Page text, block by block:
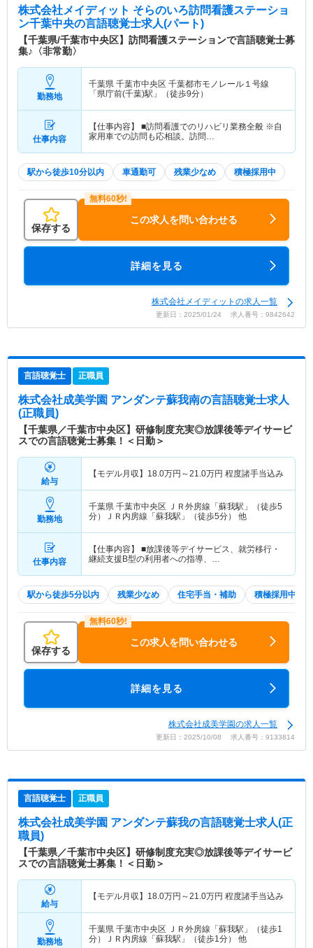
株式会社メイディット そらのいろ訪問看護ステーショ
ン千葉中央の言語聴覚士求人(パート)
【千葉県/千葉市中央区】訪問看護ステーションで言語聴覚士募
集♪〈非常勤〉
勤務地
千葉県 千葉市中央区 千葉都市モノレール１号線
「県庁前(千葉)駅」（徒歩9分）
仕事内容
【仕事内容】 ■訪問看護でのリハビリ業務全般 ※自
家用車での訪問も応相談。訪問…
駅から徒歩10分以内 車通勤可 残業少なめ 積極採用中
保存する
この求人を問い合わせる
詳細を見る
株式会社メイディットの求人一覧
更新日：2025/01/24 求人番号：9842642
言語聴覚士 正職員
株式会社成美学園 アンダンテ蘇我南の言語聴覚士求人
(正職員)
【千葉県／千葉市中央区】研修制度充実◎放課後等デイサービ
スでの言語聴覚士募集！＜日勤＞
給与
【モデル月収】 18.0万円～21.0万円 程度諸手当込み
勤務地
千葉県 千葉市中央区 ＪＲ外房線「蘇我駅」（徒歩5
分）ＪＲ内房線「蘇我駅」（徒歩5分） 他
仕事内容
【仕事内容】 ■放課後等デイサービス、就労移行・
継続支援B型の利用者への指導、…
駅から徒歩5分以内 残業少なめ 住宅手当・補助 積極採用中
保存する
この求人を問い合わせる
詳細を見る
株式会社成美学園の求人一覧
更新日：2025/10/08 求人番号：9133814
言語聴覚士 正職員
株式会社成美学園 アンダンテ蘇我の言語聴覚士求人(正
職員)
【千葉県／千葉市中央区】研修制度充実◎放課後等デイサービ
スでの言語聴覚士募集！＜日勤＞
給与
【モデル月収】 18.0万円～21.0万円 程度諸手当込み
勤務地
千葉県 千葉市中央区 ＪＲ外房線「蘇我駅」（徒歩1
分）ＪＲ内房線「蘇我駅」（徒歩1分） 他